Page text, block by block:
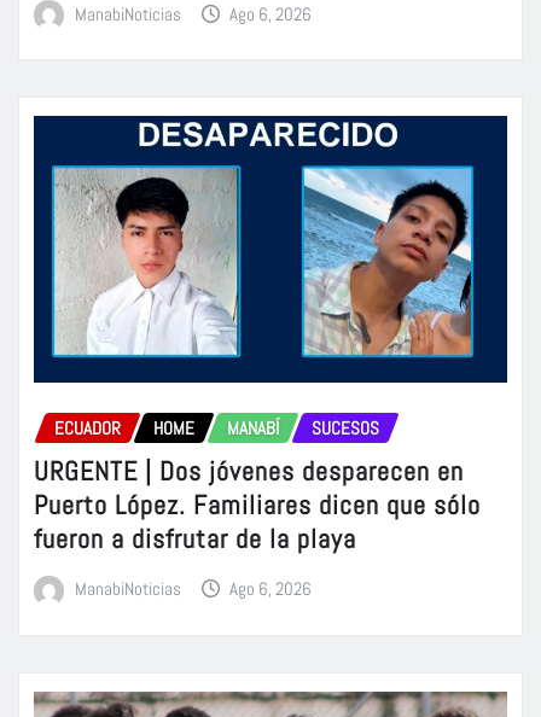
ManabiNoticias Ago 6, 2026
ECUADOR HOME MANABÍ SUCESOS
URGENTE | Dos jóvenes desparecen en
Puerto López. Familiares dicen que sólo
fueron a disfrutar de la playa
ManabiNoticias Ago 6, 2026